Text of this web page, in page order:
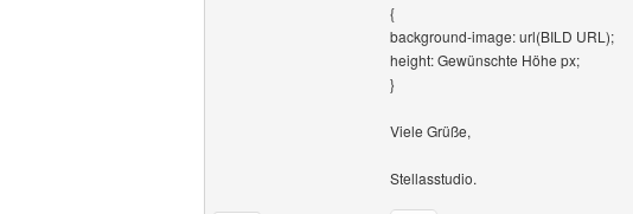
{
background-image: url(BILD URL);
height: Gewünschte Höhe px;
}
Viele Grüße,
Stellasstudio.